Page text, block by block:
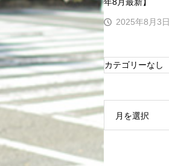
2025年8月3日
カテゴリーなし
月を選択